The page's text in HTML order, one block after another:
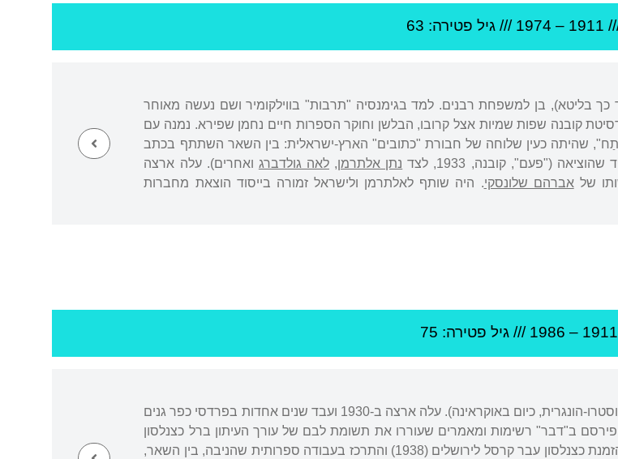
1911
–
1974 /// גיל פטירה: 63
בליטא), בן למשפחת רבנים. למד בגימנסיה "תרבות" בווילקומיר ושם נעשה מאוחר
קובנה שפות שמיות אצל קרובו, הבלשן וחוקר הספרות חיים נחמן שפירא. נמנה עם
שהיתה כעין שלוחה של חבורת "כתובים" הארץ-ישראלית: בין השאר השתתף בכתב
("פעם", קובנה, 1933, לצד
נתן אלתרמן,לאה גולדברג ואחרים). עלה ארצה
אברהם שלונסקי. היה שותף לאלתרמן ולישראל זמורה בייסוד הוצאת מחברות
1911
–
1986 /// גיל פטירה: 75
נולד בזבלוטוב, גליציה המזרחית (אז באימפריה האוסטרו-הונגרית, כיום באוקראינה). עלה ארצה ב-1930 ועבד שנים אחדות בפרדסי כפר גנים
ב"דבר" רשימות ומאמרים שעוררו את תשומת לבם של עורך העיתון ברל כצנלסון
(לימים סדן). בהזמנת כצנלסון עבר קרסל לירושלים (1938) והתרכז בעבודה ספרותית שהניבה, בין השאר,